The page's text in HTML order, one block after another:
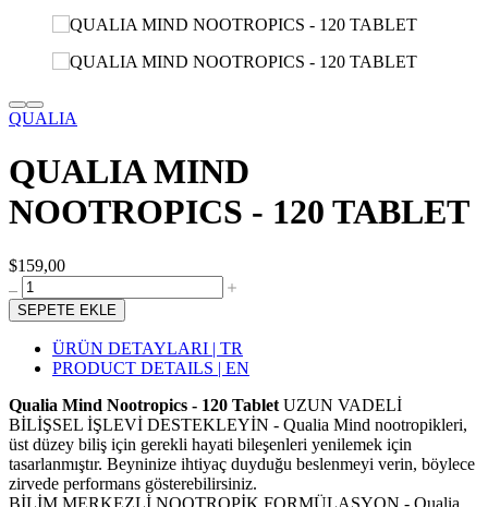
QUALIA
QUALIA MIND
NOOTROPICS - 120 TABLET
$159,00
SEPETE EKLE
ÜRÜN DETAYLARI | TR
PRODUCT DETAILS | EN
Qualia Mind Nootropics - 120 Tablet UZUN VADELİ
BİLİŞSEL İŞLEVİ DESTEKLEYİN - Qualia Mind nootropikleri,
üst düzey biliş için gerekli hayati bileşenleri yenilemek için
tasarlanmıştır. Beyninize ihtiyaç duyduğu beslenmeyi verin, böylece
zirvede performans gösterebilirsiniz.
BİLİM MERKEZLİ NOOTROPİK FORMÜLASYON - Qualia